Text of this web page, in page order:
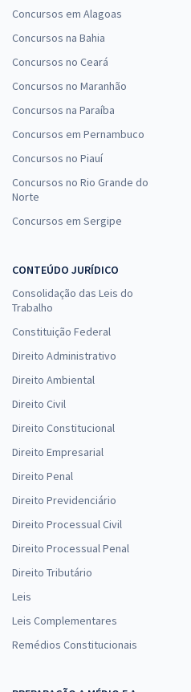
Concursos em Alagoas
Concursos na Bahia
Concursos no Ceará
Concursos no Maranhão
Concursos na Paraíba
Concursos em Pernambuco
Concursos no Piauí
Concursos no Rio Grande do
Norte
Concursos em Sergipe
CONTEÚDO JURÍDICO
Consolidação das Leis do
Trabalho
Constituição Federal
Direito Administrativo
Direito Ambiental
Direito Civil
Direito Constitucional
Direito Empresarial
Direito Penal
Direito Previdenciário
Direito Processual Civil
Direito Processual Penal
Direito Tributário
Leis
Leis Complementares
Remédios Constitucionais